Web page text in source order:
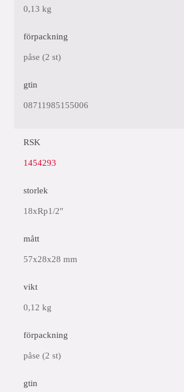
0,13 kg
förpackning
påse (2 st)
gtin
08711985155006
RSK
1454293
storlek
18xRp1/2"
mått
57x28x28 mm
vikt
0,12 kg
förpackning
påse (2 st)
gtin